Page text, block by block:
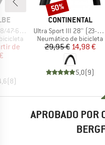
SV 17
reducido
de
(8)
MARCA
CONTINENTAL
Artículo
Ultra Sport III 28'' (23-622) Foldable
Product group
Neumático de bicicleta
Precio
29,95 €Precio
14,98 €
5,0(9)
Descuento
50%
APROBADO POR